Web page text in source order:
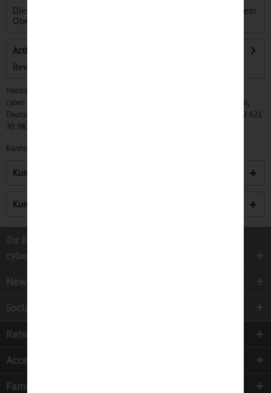
Dieser cleane adidas Sneaker lässt sich easy kombinieren. Sein
Obermaterial ist aus weichem...
Artikel bewerten
Bewertungen lesen, schreiben und diskutieren...
Hersteller:
cyber-Wear Heidelberg GmbH, Elsa-Brändström-Str. 4, 68229 Mannheim,
Deutschland, Info@mycybergroup.com, https://mycybergroup.com, +49 621
30 983 0
Konformitätserklärungen zu unseren Produkten finden Sie
Kunden kauften auch
Kunden haben sich ebenfalls angesehen
Ihr Kontakt zur
cyber-Wear Heidelberg GmbH
Newsletter
Socialmedia
Reisen
Accessoires
Familie & Kinder